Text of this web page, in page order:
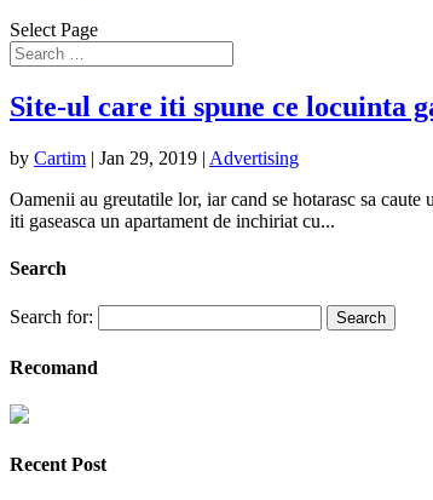
Select Page
Site-ul care iti spune ce locuinta
by Cartim | Jan 29, 2019 | Advertising
Oamenii au greutatile lor, iar cand se hotarasc sa
iti gaseasca un apartament de inchiriat cu...
Search
Search for:
Recomand
Recent Post